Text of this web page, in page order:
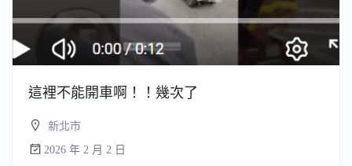
這裡不能開車啊！！幾次了
新北市
2026 年 2 月 2 日